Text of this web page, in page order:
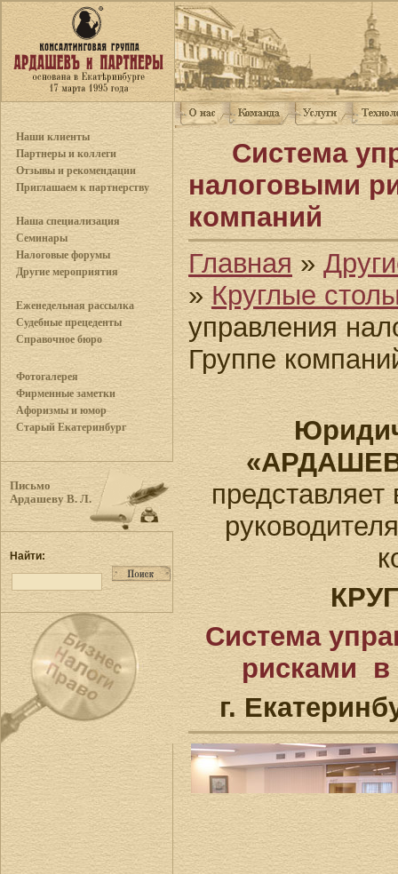
Наши клиенты
Партнеры и коллеги
Отзывы и рекомендации
Приглашаем к партнерству
Наша специализация
Семинары
Налоговые форумы
Другие мероприятия
Еженедельная рассылка
Судебные прецеденты
Справочное бюро
Фотогалерея
Фирменные заметки
Афоризмы и юмор
Старый Екатеринбург
Письмо
Ардашеву В. Л.
Найти:
Система
налоговыми
компаний
Главная»
»Круглые
управления
Группе
Система
рисками в
г.